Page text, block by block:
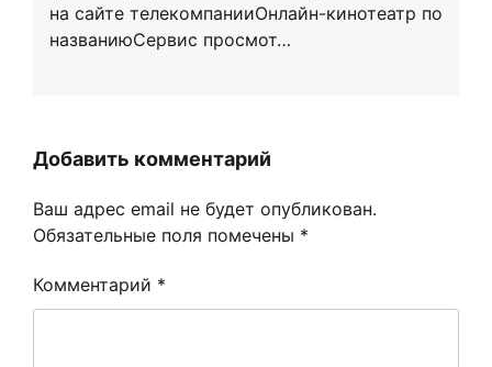
на сайте телекомпанииОнлайн-кинотеатр по
названиюСервис просмот…
Добавить комментарий
Ваш адрес email не будет опубликован.
Обязательные поля помечены *
Комментарий *